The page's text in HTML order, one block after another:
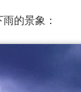
的景象：